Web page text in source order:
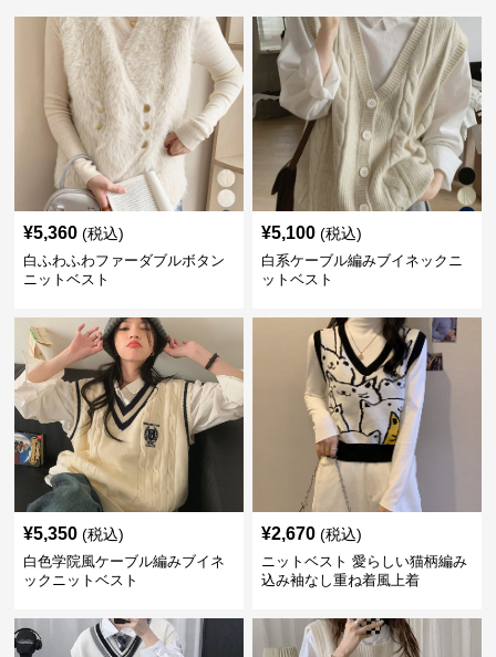
¥5,360 (税込)
白ふわふわファーダブルボタン
ニットベスト
¥5,100 (税込)
白系ケーブル編みブイネックニ
ットベスト
¥5,350 (税込)
白色学院風ケーブル編みブイネ
ックニットベスト
¥2,670 (税込)
ニットベスト 愛らしい猫柄編み
込み袖なし重ね着風上着